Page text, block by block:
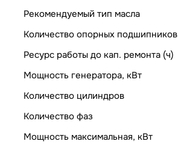
Рекомендуемый тип масла
Количество опорных подшипников
Ресурс работы до кап. ремонта (ч)
Мощность генератора, кВт
Количество цилиндров
Количество фаз
Мощность максимальная, кВт